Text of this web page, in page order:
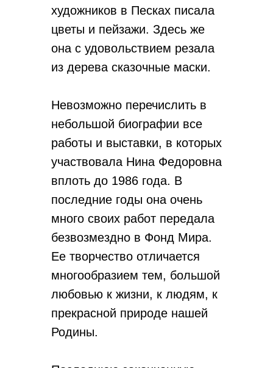
художников в Песках писала
цветы и пейзажи. Здесь же
она с удовольствием резала
из дерева сказочные маски.
Невозможно перечислить в
небольшой биографии все
работы и выставки, в которых
участвовала Нина Федоровна
вплоть до 1986 года. В
последние годы она очень
много своих работ передала
безвозмездно в Фонд Мира.
Ее творчество отличается
многообразием тем, большой
любовью к жизни, к людям, к
прекрасной природе нашей
Родины.